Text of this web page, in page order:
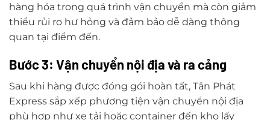
hàng hóa trong quá trình vận chuyển mà còn giảm
thiểu rủi ro hư hỏng và đảm bảo dễ dàng thông
quan tại điểm đến.
Bước 3: Vận chuyển nội địa và ra cảng
Sau khi hàng được đóng gói hoàn tất, Tân Phát
Express sắp xếp phương tiện vận chuyển nội địa
phù hợp như xe tải hoặc container đến kho lấy